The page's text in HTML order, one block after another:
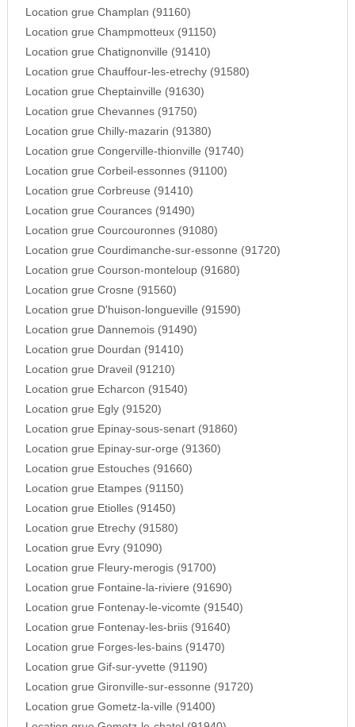
Location grue Champlan (91160)
Location grue Champmotteux (91150)
Location grue Chatignonville (91410)
Location grue Chauffour-les-etrechy (91580)
Location grue Cheptainville (91630)
Location grue Chevannes (91750)
Location grue Chilly-mazarin (91380)
Location grue Congerville-thionville (91740)
Location grue Corbeil-essonnes (91100)
Location grue Corbreuse (91410)
Location grue Courances (91490)
Location grue Courcouronnes (91080)
Location grue Courdimanche-sur-essonne (91720)
Location grue Courson-monteloup (91680)
Location grue Crosne (91560)
Location grue D'huison-longueville (91590)
Location grue Dannemois (91490)
Location grue Dourdan (91410)
Location grue Draveil (91210)
Location grue Echarcon (91540)
Location grue Egly (91520)
Location grue Epinay-sous-senart (91860)
Location grue Epinay-sur-orge (91360)
Location grue Estouches (91660)
Location grue Etampes (91150)
Location grue Etiolles (91450)
Location grue Etrechy (91580)
Location grue Evry (91090)
Location grue Fleury-merogis (91700)
Location grue Fontaine-la-riviere (91690)
Location grue Fontenay-le-vicomte (91540)
Location grue Fontenay-les-briis (91640)
Location grue Forges-les-bains (91470)
Location grue Gif-sur-yvette (91190)
Location grue Gironville-sur-essonne (91720)
Location grue Gometz-la-ville (91400)